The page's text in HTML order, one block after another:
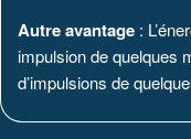
Autre avantage :
impulsion de quelques
d’impulsions de